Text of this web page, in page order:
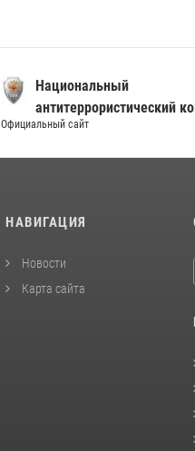
Национальный
антитеррористический
Официальный сайт
НАВИГАЦИЯ
Новости
Карта сайта